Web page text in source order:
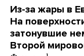
Из-за жары в
На
затонувшие
Второй